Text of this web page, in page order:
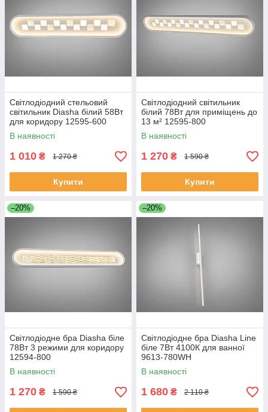
Світлодіодний стельовий
світильник Diasha білий 58Вт
для коридору 12595-600
В наявності
1 010 ₴ 1 270 ₴
Купити
Світлодіодний світильник
білий 78Вт для приміщень до
13 м² 12595-800
В наявності
1 270 ₴ 1 590 ₴
Купити
–20%
Світлодіодне бра Diasha біле
78Вт 3 режими для коридору
12594-800
В наявності
1 270 ₴ 1 590 ₴
–20%
Світлодіодне бра Diasha Line
біле 7Вт 4100К для ванної
9613-780WH
В наявності
1 680 ₴ 2 110 ₴